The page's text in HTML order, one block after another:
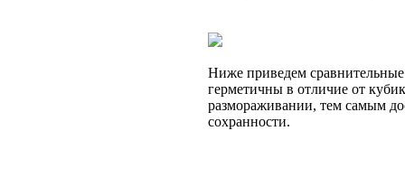
Ниже приведем
герметичны в отличие от
размораживании, тем самым
сохранности.